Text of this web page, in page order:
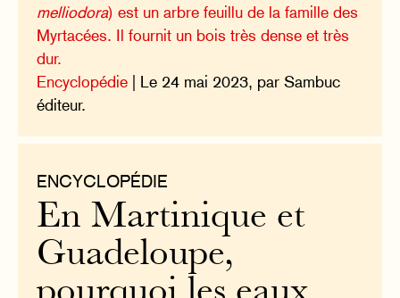
melliodora) est un arbre feuillu de la famille des
Myrtacées. Il fournit un bois très dense et très
dur.
Encyclopédie | Le 24 mai 2023, par Sambuc
éditeur.
ENCYCLOPÉDIE
En Martinique et
Guadeloupe,